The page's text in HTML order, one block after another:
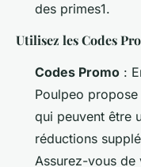
des primes1.
Utilisez les Codes
Codes Promo :
Poulpeo
qui peuvent être
réductions
Assurez-vous de